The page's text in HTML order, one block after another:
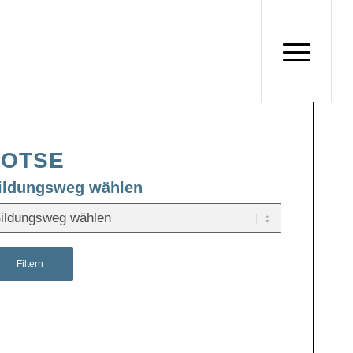
wählen
Filtern